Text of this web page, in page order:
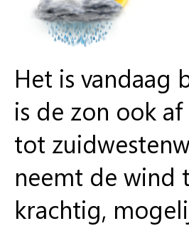
Het is vandaag
is de zon ook
tot
neemt de wind
krachtig,